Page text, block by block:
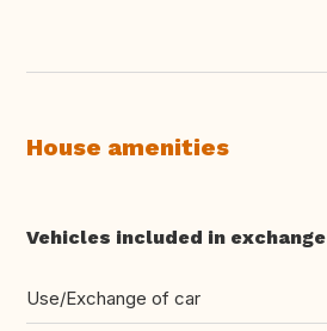
House amenities
Vehicles included in exchange
Use/Exchange of car